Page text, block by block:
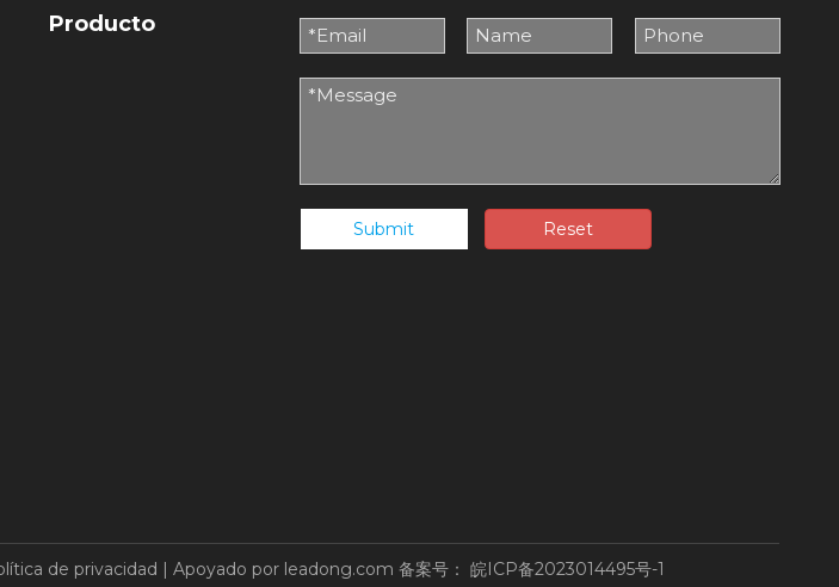
Producto
Submit Reset
de privacidad | Apoyado por leadong.com 备案号： 皖ICP备2023014495号-1